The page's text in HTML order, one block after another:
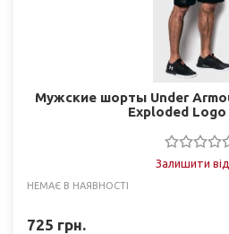
Мужские шорты Under
Exploded
Залишити
НЕМАЄ В НАЯВНОСТІ
725 грн.